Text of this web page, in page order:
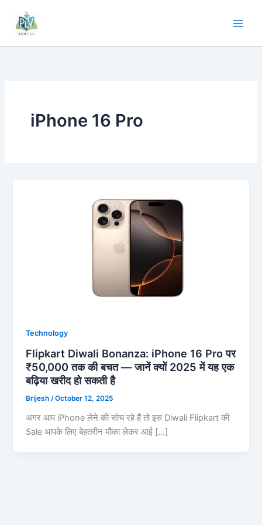
iPhone 16 Pro
Technology
Flipkart Diwali Bonanza: iPhone 16 Pro पर
₹50,000 तक की बचत — जानें क्यों 2025 में यह एक
बढ़िया खरीद हो सकती है
Brijesh /October 12, 2025
अगर आप iPhone लेने की सोच रहे हैं तो इस Diwali Flipkart की
Sale आपके लिए बेहतरीन मौका लेकर आई […]